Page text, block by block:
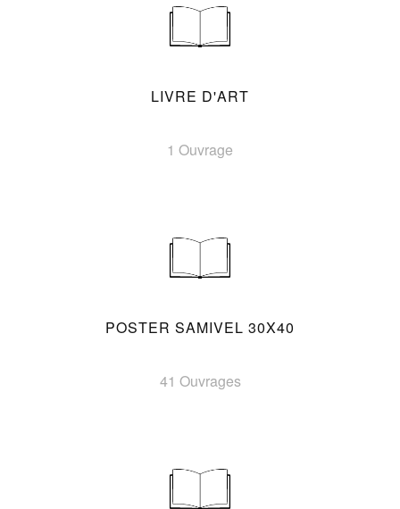
LIVRE D'ART
1 Ouvrage
POSTER SAMIVEL 30X40
41 Ouvrages